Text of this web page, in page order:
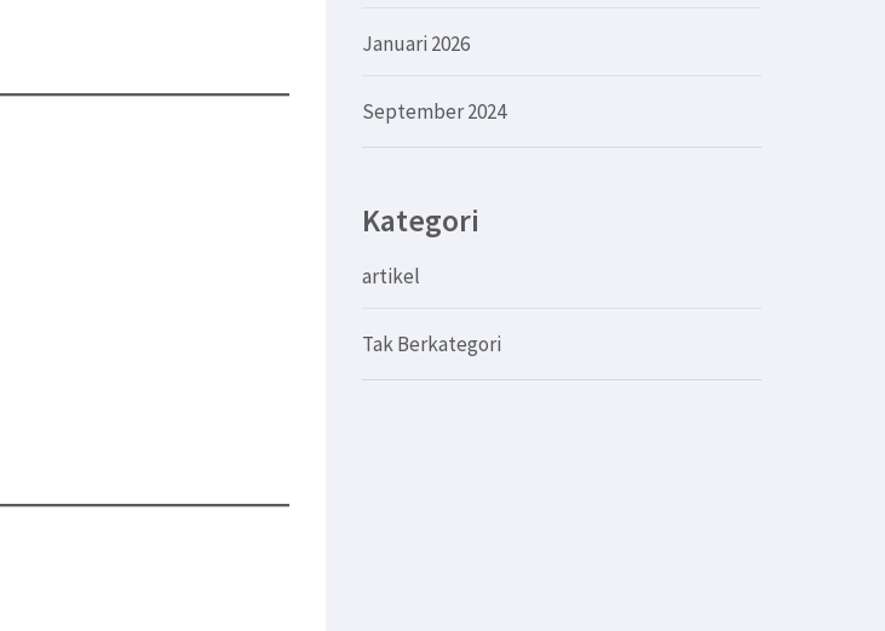
Januari 2026
September 2024
Kategori
artikel
Tak Berkategori